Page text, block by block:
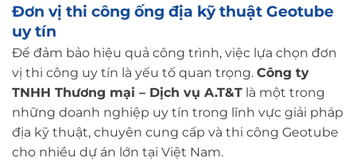
Đơn vị thi công ống địa kỹ thuật Geotube
uy tín
Để đảm bảo hiệu quả công trình, việc lựa chọn đơn
vị thi công uy tín là yếu tố quan trọng. Công ty
TNHH Thương mại – Dịch vụ A.T&T là một trong
những doanh nghiệp uy tín trong lĩnh vực giải pháp
địa kỹ thuật, chuyên cung cấp và thi công Geotube
cho nhiều dự án lớn tại Việt Nam.